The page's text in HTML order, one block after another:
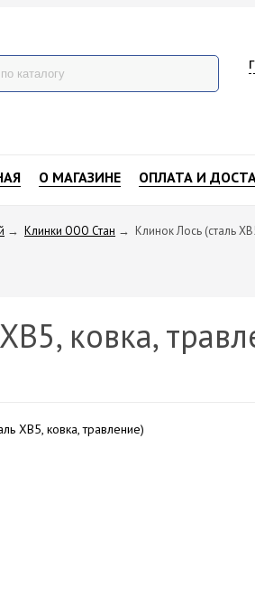
О МАГАЗИНЕ ОПЛАТА И
→ Клинки ООО Стан → Клинок Лось (сталь
ковка,